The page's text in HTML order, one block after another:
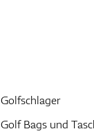
Golfschlager
Golf Bags und